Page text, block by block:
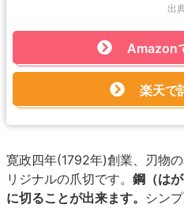
出
Amazon
楽天で
寛政四年(1792年)創業、刃物
リジナルの爪切です。 鋼（は
に切ることが出来ます。 シン